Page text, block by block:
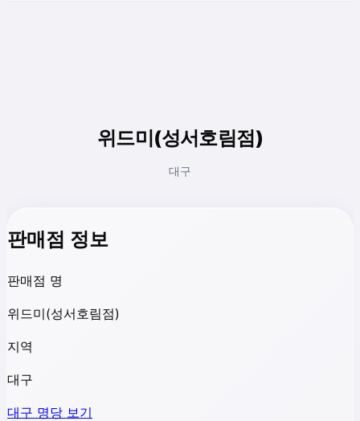
위드미(성서호림점)
대구
판매점 정보
판매점 명
위드미(성서호림점)
지역
대구
대구 명당 보기